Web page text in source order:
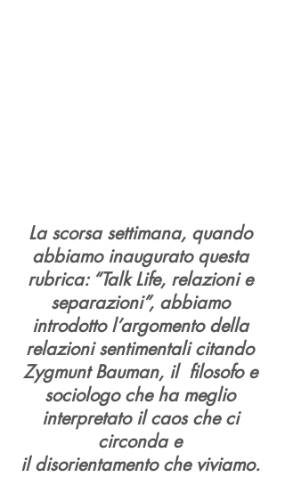
La scorsa settimana, quando
abbiamo inaugurato questa
rubrica: “Talk Life, relazioni e
separazioni”, abbiamo
introdotto l’argomento della
relazioni sentimentali citando
Zygmunt Bauman, il  filosofo e
sociologo che ha meglio
interpretato il caos che ci
circonda e
il disorientamento che viviamo.